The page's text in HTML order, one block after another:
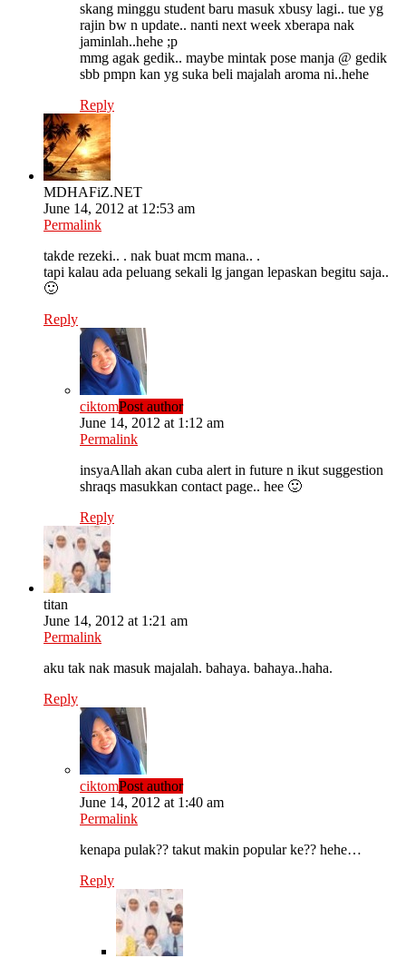
skang minggu student baru masuk xbusy lagi.. tue yg
rajin bw n update.. nanti next week xberapa nak
jaminlah..hehe ;p
mmg agak gedik.. maybe mintak pose manja @ gedik
sbb pmpn kan yg suka beli majalah aroma ni..hehe
Reply
MDHAFiZ.NET
June 14, 2012 at 12:53 am
Permalink
takde rezeki.. . nak buat mcm mana.. .
tapi kalau ada peluang sekali lg jangan lepaskan begitu saja..
🙂
Reply
ciktomPost author
June 14, 2012 at 1:12 am
Permalink
insyaAllah akan cuba alert in future n ikut suggestion
shraqs masukkan contact page.. hee 🙂
Reply
titan
June 14, 2012 at 1:21 am
Permalink
aku tak nak masuk majalah. bahaya. bahaya..haha.
Reply
ciktomPost author
June 14, 2012 at 1:40 am
Permalink
kenapa pulak?? takut makin popular ke?? hehe…
Reply